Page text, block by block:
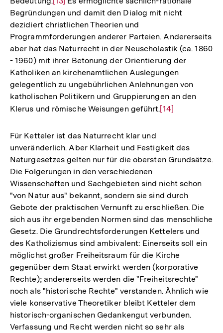
Auflösung
der
Fußnote
Begründungen und damit den Dialog mit nicht
dezidiert christlichen Theorien und
Programmforderungen anderer Parteien. Andererseits
aber hat das Naturrecht in der Neuscholastik (ca. 1860
- 1960) mit ihrer Betonung der Orientierung der
Katholiken an kirchenamtlichen Auslegungen
gelegentlich zu ungebührlichen Anlehnungen von
katholischen Politikern und Gruppierungen an den
Klerus und römische Weisungen geführt.Zur
Fußnote
[14]
Für Ketteler ist das Naturrecht klar und
unveränderlich. Aber Klarheit und Festigkeit des
Naturgesetzes gelten nur für die obersten Grundsätze.
Die Folgerungen in den verschiedenen
Wissenschaften und Sachgebieten sind nicht schon
"von Natur aus" bekannt, sondern sie sind durch
Gebote der praktischen Vernunft zu erschließen. Die
sich aus ihr ergebenden Normen sind das menschliche
Gesetz. Die Grundrechtsforderungen Kettelers und
des Katholizismus sind ambivalent: Einerseits soll ein
möglichst großer Freiheitsraum für die Kirche
gegenüber dem Staat erwirkt werden (korporative
Rechte); andererseits werden die "Freiheitsrechte"
noch als "historische Rechte" verstanden. Ähnlich wie
viele konservative Theoretiker bleibt Ketteler dem
historisch-organischen Gedankengut verbunden.
Verfassung und Recht werden nicht so sehr als